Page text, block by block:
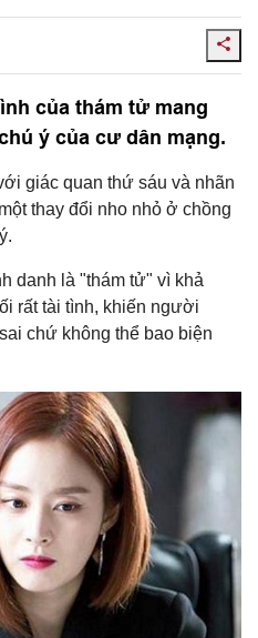
của thám tử mang
ý của cư dân mạng.
giác quan thứ sáu và nhãn
thay đổi nho nhỏ ở chồng
danh là "thám tử" vì khả
rất tài tình, khiến người
chứ không thể bao biện